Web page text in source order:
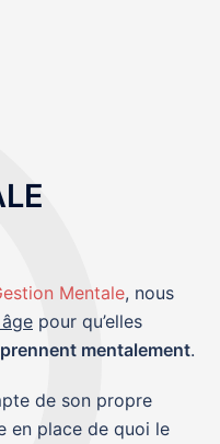
Mentale, nous
pour qu’elles
mentalement.
de son propre
en place de quoi le